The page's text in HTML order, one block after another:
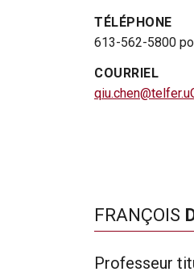
TÉLÉPHONE
613-562-5800
COURRIEL
FRANÇOIS
Professeur